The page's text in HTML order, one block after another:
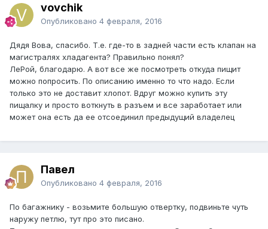
vovchik
Опубликовано 4 февраля, 2016
Дядя Вова, спасибо. Т.е. где-то в задней части есть клапан на
магистралях хладагента? Правильно понял?
ЛеРой, благодарю. А вот все же посмотреть откуда пищит
можно попросить. По описанию именно то что надо. Если
только это не доставит хлопот. Вдруг можно купить эту
пищалку и просто воткнуть в разъем и все заработает или
может она есть да ее отсоединил предыдущий владелец
Павел
Опубликовано 4 февраля, 2016
По багажнику - возьмите большую отвертку, подвиньте чуть
наружу петлю, тут про это писано.